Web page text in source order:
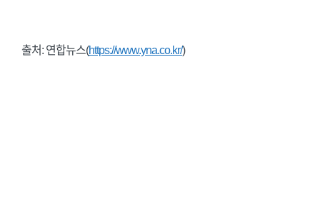
출처: 연합뉴스(https://www.yna.co.kr/)